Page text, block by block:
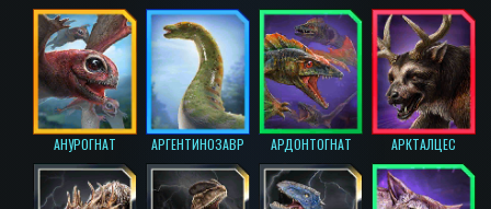
АНУРОГНАТ АРГЕНТИНОЗАВР АРДОНТОГНАТ АРКТАЛЦЕС